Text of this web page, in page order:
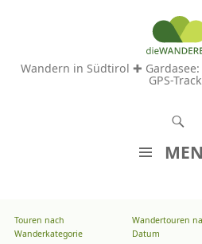
Wandern in Südtirol ✚
GPS-
M
Touren nach
Wanderkategorie
Wandertouren
Datum